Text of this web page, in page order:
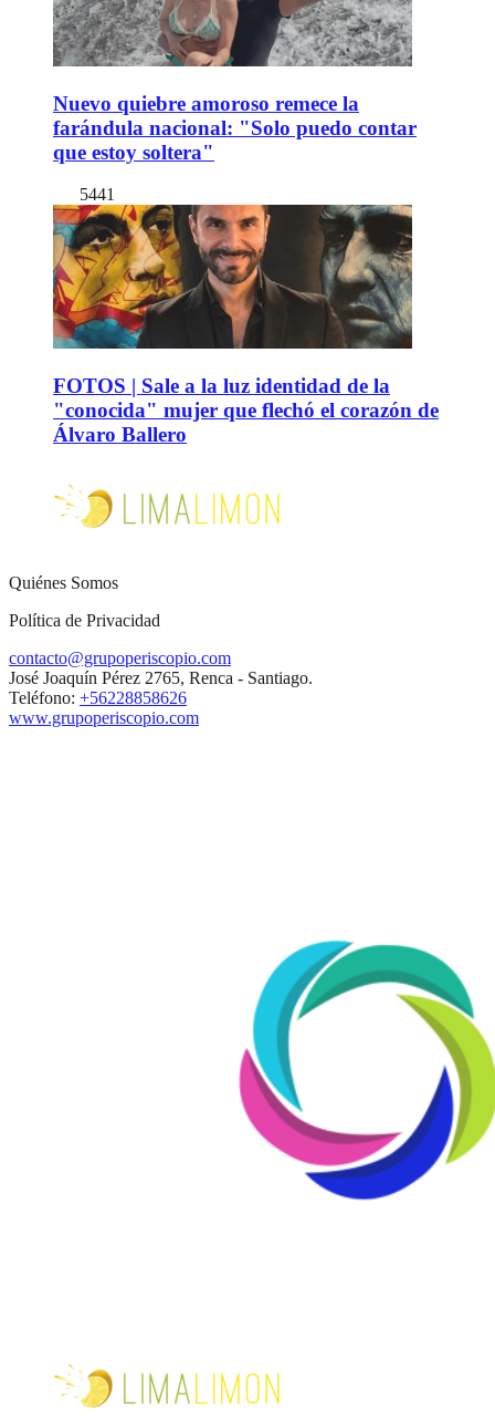
Nuevo quiebre amoroso remece la
farándula nacional: "Solo puedo contar
que estoy soltera"
5441
FOTOS | Sale a la luz identidad de la
"conocida" mujer que flechó el corazón de
Álvaro Ballero
Quiénes Somos
Política de Privacidad
contacto@grupoperiscopio.com
José Joaquín Pérez 2765, Renca - Santiago.
Teléfono: +56228858626
www.grupoperiscopio.com